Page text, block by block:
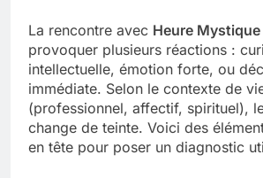
La rencontre avec Heure Mystique
provoquer plusieurs réactions :
intellectuelle, émotion forte, ou
immédiate. Selon le contexte de
(professionnel, affectif, spirituel),
change de teinte. Voici des
en tête pour poser un diagnostic